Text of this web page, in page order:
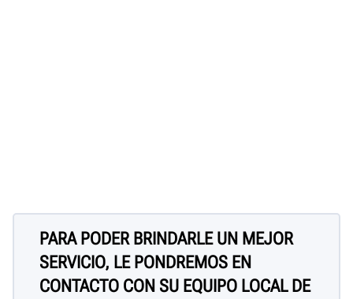
PARA PODER BRINDARLE UN MEJOR
SERVICIO, LE PONDREMOS EN
CONTACTO CON SU EQUIPO LOCAL DE